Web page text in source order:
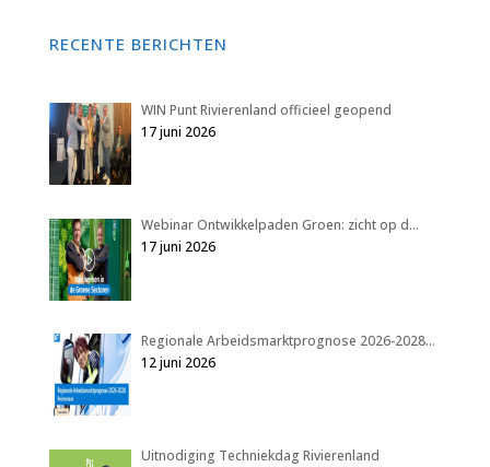
RECENTE BERICHTEN
WIN Punt Rivierenland officieel geopend
17 juni 2026
Webinar Ontwikkelpaden Groen: zicht op d…
17 juni 2026
Regionale Arbeidsmarktprognose 2026-2028…
12 juni 2026
Uitnodiging Techniekdag Rivierenland